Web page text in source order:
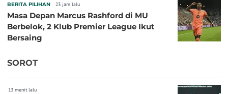
BERITA PILIHAN 23 jam lalu
Masa Depan Marcus Rashford di MU
Berbelok, 2 Klub Premier League Ikut
Bersaing
SOROT
13 menit lalu